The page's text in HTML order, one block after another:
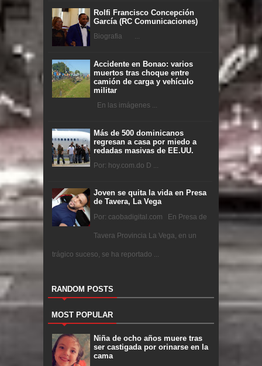
Rolfi Francisco Concepción
García (RC Comunicaciones)
Biografia ...
Accidente en Bonao: varios
muertos tras choque entre
camión de carga y vehículo
militar
En las imágenes ...
Más de 500 dominicanos
regresan a casa por miedo a
redadas masivas de EE.UU.
Por: hoy.com.do D ...
Joven se quita la vida en Presa
de Tavera, La Vega
Por: caobadigital.com En Presa de
Tavera Provincia La Vega, en un
trágico suceso, se ha reportado ...
RANDOM POSTS
MOST POPULAR
Niña de ocho años muere tras
ser castigada por orinarse en la
cama